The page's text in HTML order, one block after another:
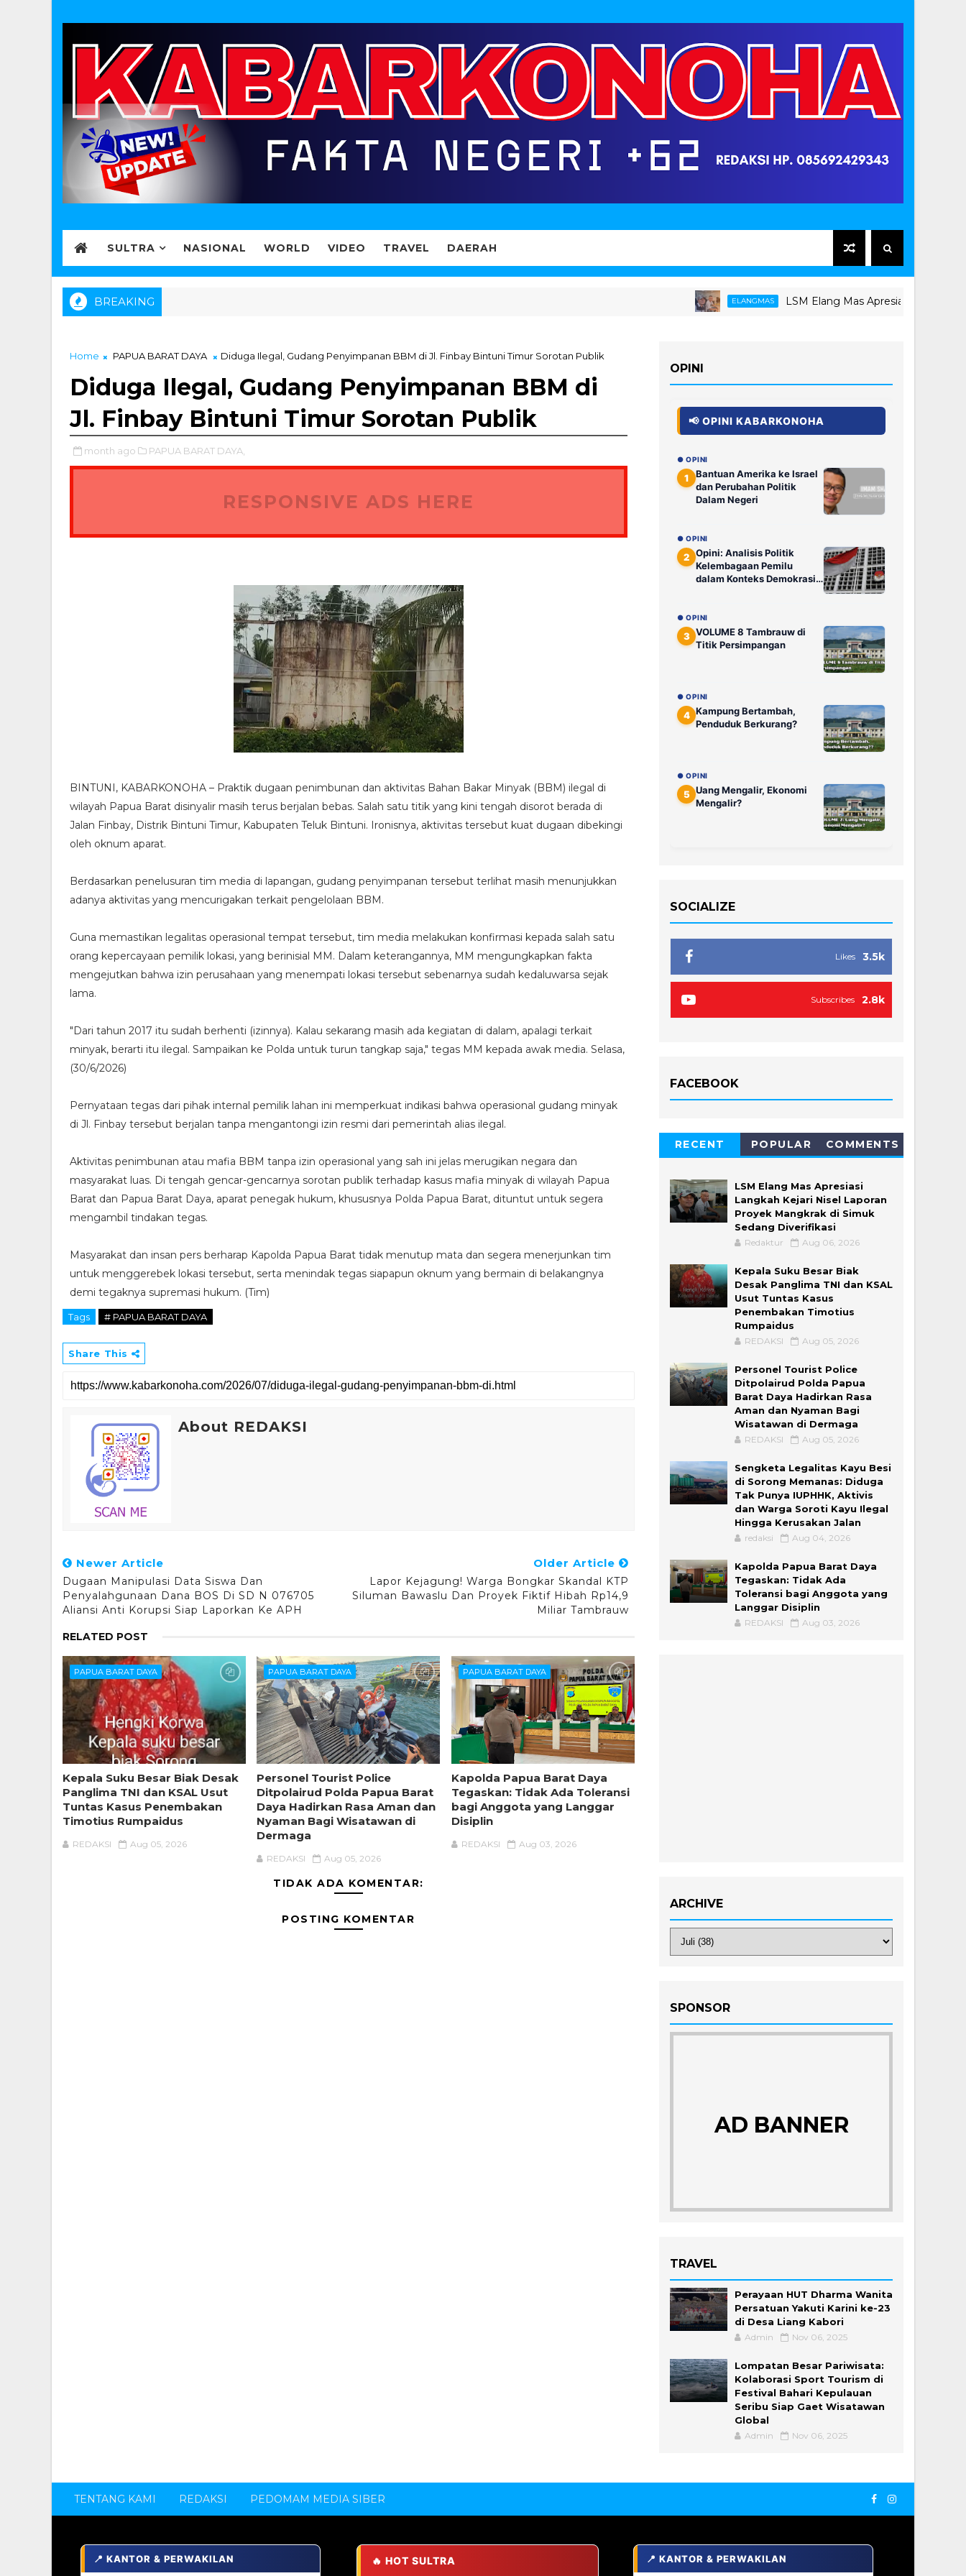
SULTRA NASIONAL WORLD VIDEO TRAVEL DAERAH
BREAKING ELANGMAS LSM Elang Mas Apresiasi Langkah
Home PAPUA BARAT DAYA Diduga Ilegal, Gudang Penyimpanan BBM di Jl. Finbay Bintuni Timur Sorotan Publik
Diduga Ilegal, Gudang Penyimpanan BBM di
Jl. Finbay Bintuni Timur Sorotan Publik
month ago PAPUA BARAT DAYA,
RESPONSIVE ADS HERE
​BINTUNI, KABARKONOHA – Praktik dugaan penimbunan dan aktivitas Bahan Bakar Minyak (BBM) ilegal di
wilayah Papua Barat disinyalir masih terus berjalan bebas. Salah satu titik yang kini tengah disorot berada di
Jalan Finbay, Distrik Bintuni Timur, Kabupaten Teluk Bintuni. Ironisnya, aktivitas tersebut kuat dugaan dibekingi
oleh oknum aparat.
​Berdasarkan penelusuran tim media di lapangan, gudang penyimpanan tersebut terlihat masih menunjukkan
adanya aktivitas yang mencurigakan terkait pengelolaan BBM.
​Guna memastikan legalitas operasional tempat tersebut, tim media melakukan konfirmasi kepada salah satu
orang kepercayaan pemilik lokasi, yang berinisial MM. Dalam keterangannya, MM mengungkapkan fakta
mengejutkan bahwa izin perusahaan yang menempati lokasi tersebut sebenarnya sudah kedaluwarsa sejak
lama.
​"Dari tahun 2017 itu sudah berhenti (izinnya). Kalau sekarang masih ada kegiatan di dalam, apalagi terkait
minyak, berarti itu ilegal. Sampaikan ke Polda untuk turun tangkap saja," tegas MM kepada awak media. Selasa,
(30/6/2026)
​Pernyataan tegas dari pihak internal pemilik lahan ini memperkuat indikasi bahwa operasional gudang minyak
di Jl. Finbay tersebut berjalan tanpa mengantongi izin resmi dari pemerintah alias ilegal.
​Aktivitas penimbunan atau mafia BBM tanpa izin operasional yang sah ini jelas merugikan negara dan
masyarakat luas. Di tengah gencar-gencarnya sorotan publik terhadap kasus mafia minyak di wilayah Papua
Barat dan Papua Barat Daya, aparat penegak hukum, khususnya Polda Papua Barat, dituntut untuk segera
mengambil tindakan tegas.
​Masyarakat dan insan pers berharap Kapolda Papua Barat tidak menutup mata dan segera menerjunkan tim
untuk menggerebek lokasi tersebut, serta menindak tegas siapapun oknum yang bermain di belakangnya
demi tegaknya supremasi hukum. (Tim)
Tags # PAPUA BARAT DAYA
Share This
About REDAKSI
Newer Article
Dugaan Manipulasi Data Siswa Dan
Penyalahgunaan Dana BOS Di SD N 076705
Aliansi Anti Korupsi Siap Laporkan Ke APH
Older Article
Lapor Kejagung! Warga Bongkar Skandal KTP
Siluman Bawaslu Dan Proyek Fiktif Hibah Rp14,9
Miliar Tambrauw
RELATED POST
PAPUA BARAT DAYA
Kepala Suku Besar Biak Desak
Panglima TNI dan KSAL Usut
Tuntas Kasus Penembakan
Timotius Rumpaidus
REDAKSI Aug 05, 2026
PAPUA BARAT DAYA
Personel Tourist Police
Ditpolairud Polda Papua Barat
Daya Hadirkan Rasa Aman dan
Nyaman Bagi Wisatawan di
Dermaga
REDAKSI Aug 05, 2026
PAPUA BARAT DAYA
Kapolda Papua Barat Daya
Tegaskan: Tidak Ada Toleransi
bagi Anggota yang Langgar
Disiplin
REDAKSI Aug 03, 2026
TIDAK ADA KOMENTAR:
POSTING KOMENTAR
OPINI
📢 OPINI KABARKONOHA
● OPINI
1
Bantuan Amerika ke Israel
dan Perubahan Politik
Dalam Negeri
● OPINI
2 Opini: Analisis Politik
Kelembagaan Pemilu
dalam Konteks Demokrasi
Publik
● OPINI
3 VOLUME 8 Tambrauw di
Titik Persimpangan
● OPINI
4 Kampung Bertambah,
Penduduk Berkurang?
● OPINI
5 Uang Mengalir, Ekonomi
Mengalir?
SOCIALIZE
3.5k
Likes
2.8k
Subscribes
FACEBOOK
RECENT POPULAR COMMENTS
LSM Elang Mas Apresiasi
Langkah Kejari Nisel Laporan
Proyek Mangkrak di Simuk
Sedang Diverifikasi
Redaktur Aug 06, 2026
Kepala Suku Besar Biak
Desak Panglima TNI dan KSAL
Usut Tuntas Kasus
Penembakan Timotius
Rumpaidus
REDAKSI Aug 05, 2026
Personel Tourist Police
Ditpolairud Polda Papua
Barat Daya Hadirkan Rasa
Aman dan Nyaman Bagi
Wisatawan di Dermaga
REDAKSI Aug 05, 2026
Sengketa Legalitas Kayu Besi
di Sorong Memanas: Diduga
Tak Punya IUPHHK, Aktivis
dan Warga Soroti Kayu Ilegal
Hingga Kerusakan Jalan
redaksi Aug 04, 2026
Kapolda Papua Barat Daya
Tegaskan: Tidak Ada
Toleransi bagi Anggota yang
Langgar Disiplin
REDAKSI Aug 03, 2026
ARCHIVE
SPONSOR
AD BANNER
TRAVEL
Perayaan HUT Dharma Wanita
Persatuan Yakuti Karini ke-23
di Desa Liang Kabori
Admin Nov 06, 2025
Lompatan Besar Pariwisata:
Kolaborasi Sport Tourism di
Festival Bahari Kepulauan
Seribu Siap Gaet Wisatawan
Global
Admin Nov 06, 2025
TENTANG KAMI REDAKSI PEDOMAM MEDIA SIBER
📍 KANTOR & PERWAKILAN 🔥 HOT SULTRA 📍 KANTOR & PERWAKILAN